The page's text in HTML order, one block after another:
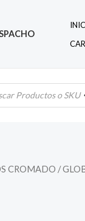
CROMADO /